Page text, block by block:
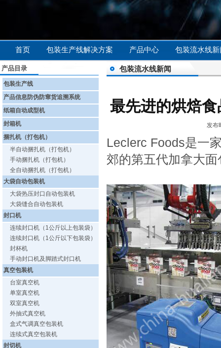
首页 包装生产线解决方案 产品中心 包装流水线
产品目录
包装生产线
产品信息防伪防窜货追溯系统
纸箱自动成型机
封箱机
捆扎机（打包机）
半自动捆扎机（打包机）
手动捆扎机（打包机）
全自动捆扎机（打包机）
大袋自动包装机
大袋热压封口自动包装机
大袋缝合自动包装机
封口机
连续封口机（1公斤以上包装袋）
连续封口机（1公斤以下包装袋）
封杯机
手动封口机及脚踏式封口机
真空包装机
台室真空机
单室真空机
双室真空机
外抽式真空机
盒式气调真空包装机
连续式真空包装机
封切机
包装流水线新闻
最先进的烘焙
发布
Leclerc Foods是一
郊的第五代加拿大